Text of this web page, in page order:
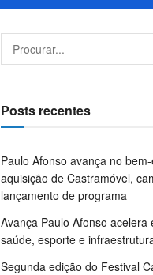
Posts recentes
Paulo Afonso avança no
aquisição de Castramóvel,
lançamento de programa
Avança Paulo Afonso
saúde, esporte e
Segunda edição do Festival